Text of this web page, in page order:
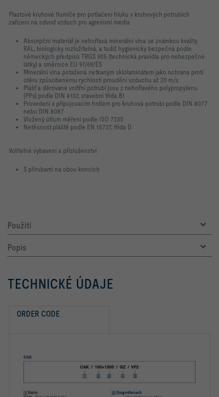
Plastové kruhové tlumiče pro potlačení hluku v kruhových potrubích
zařízení na odvod vzduch pro agresivní média
Absorpční materiál je nehořlavá minerální vlna se známkou kvality
RAL, biologicky rozložitelná, a tudíž hygienicky bezpečná podle
německých předpisů TRGS 905 (technická pravidla pro nebezpečné
látky) a směrnice EU 97/69/ES
Minerální vlna potažená netkaným sklolaminátem jako ochrana proti
otěru způsobenému rychlostí proudění vzduchu až 20 m/s
Plášť a děrované vnitřní potrubí jsou z nehořlavého polypropylenu
(PPs) podle DIN 4102, stavební třída B1
Provedení s připojovacím hrdlem pro kruhová potrubí podle DIN 8077
nebo DIN 8087
Vložený útlum měření podle ISO 7235
Netěsnost pláště podle EN 15727, třída D
Volitelné vybavení a příslušenství
S přírubami na obou koncích
Použití
Popis
TECHNICKÉ ÚDAJE
ORDER CODE